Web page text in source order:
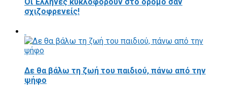
σχιζοφρενείς!
Δε θα βάλω τη ζωή του παιδιού, πάνω από την
ψήφο